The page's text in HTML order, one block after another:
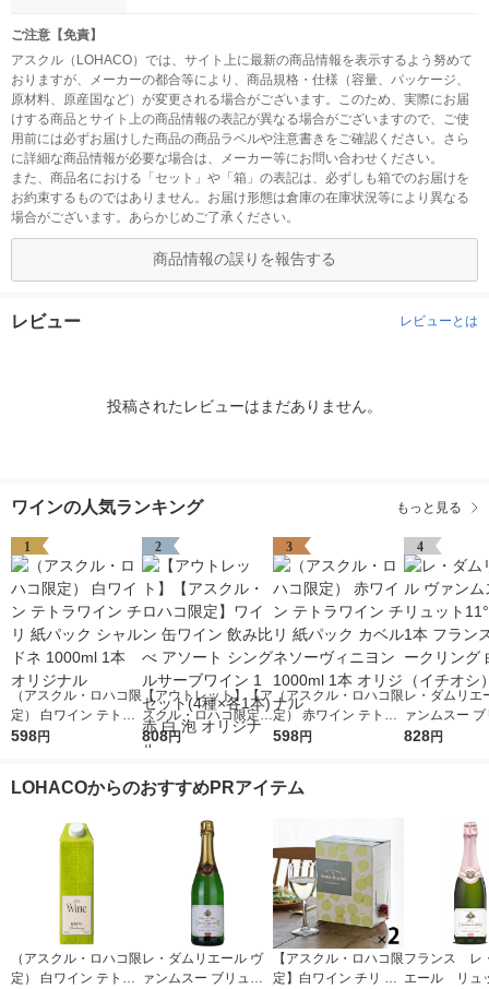
ご注意【免責】
アスクル（LOHACO）では、サイト上に最新の商品情報を表示するよう努めて
おりますが、メーカーの都合等により、商品規格・仕様（容量、パッケージ、
原材料、原産国など）が変更される場合がございます。このため、実際にお届
けする商品とサイト上の商品情報の表記が異なる場合がございますので、ご使
用前には必ずお届けした商品の商品ラベルや注意書きをご確認ください。さら
に詳細な商品情報が必要な場合は、メーカー等にお問い合わせください。
また、商品名における「セット」や「箱」の表記は、必ずしも箱でのお届けを
お約束するものではありません。お届け形態は倉庫の在庫状況等により異なる
場合がございます。あらかじめご了承ください。
商品情報の誤りを報告する
レビュー レビューとは
投稿されたレビューはまだありません。
ワインの人気ランキング もっと見る
1
（アスクル・ロハコ限
定） 白ワイン テトラ
ワイン チリ 紙パック
598円
2
【アウトレット】【ア
スクル・ロハコ限定】
ワイン 缶ワイン 飲み
ト(4種×各1本) 赤 白
808円
3
（アスクル・ロハコ限
定） 赤ワイン テトラ
ワイン チリ 紙パック
ナル
598円
4
レ・ダムリエ
ァンムスー
ト11°750ml 1
828円
LOHACOからのおすすめPRアイテム
（アスクル・ロハコ限
定） 白ワイン テトラ
レ・ダムリエール ヴ
ァンムスー ブリュッ
【アスクル・ロハコ限
定】白ワイン チリ サ
フランス レ
エール リュ